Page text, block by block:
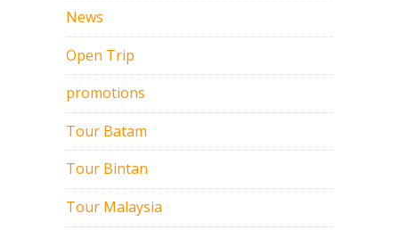
News
Open Trip
promotions
Tour Batam
Tour Bintan
Tour Malaysia